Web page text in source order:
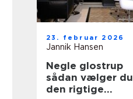
23. februar 2026
Jannik Hansen
Negle glostrup
sådan vælger du
den rigtige